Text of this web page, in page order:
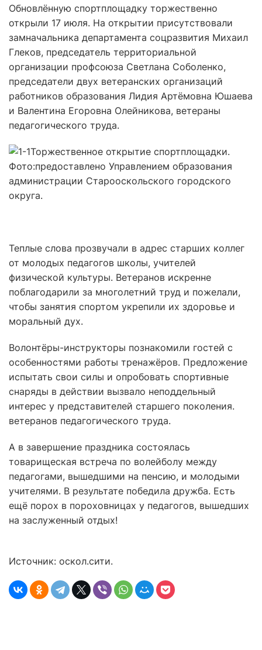
Обновлённую спортплощадку торжественно
открыли 17 июля. На открытии присутствовали
замначальника департамента соцразвития Михаил
Глеков, председатель территориальной
организации профсоюза Светлана Соболенко,
председатели двух ветеранских организаций
работников образования Лидия Артёмовна Юшаева
и Валентина Егоровна Олейникова, ветераны
педагогического труда.
Торжественное открытие спортплощадки.
Фото:предоставлено Управлением образования
администрации Старооскольского городского
округа.
Теплые слова прозвучали в адрес старших коллег
от молодых педагогов школы, учителей
физической культуры. Ветеранов искренне
поблагодарили за многолетний труд и пожелали,
чтобы занятия спортом укрепили их здоровье и
моральный дух.
Волонтёры-инструкторы познакомили гостей с
особенностями работы тренажёров. Предложение
испытать свои силы и опробовать спортивные
снаряды в действии вызвало неподдельный
интерес у представителей старшего поколения.
ветеранов педагогического труда.
А в завершение праздника состоялась
товарищеская встреча по волейболу между
педагогами, вышедшими на пенсию, и молодыми
учителями. В результате победила дружба. Есть
ещё порох в пороховницах у педагогов, вышедших
на заслуженный отдых!
Источник: оскол.сити.